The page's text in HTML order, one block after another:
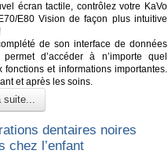
écran tactile, contrôlez votre KaVo
E80 Vision de façon plus intuitive
de son interface de données
permet d’accéder à n’importe quel
fonctions et informations importantes.
et après les soins.
suite...
dentaires noires
chez l’enfant